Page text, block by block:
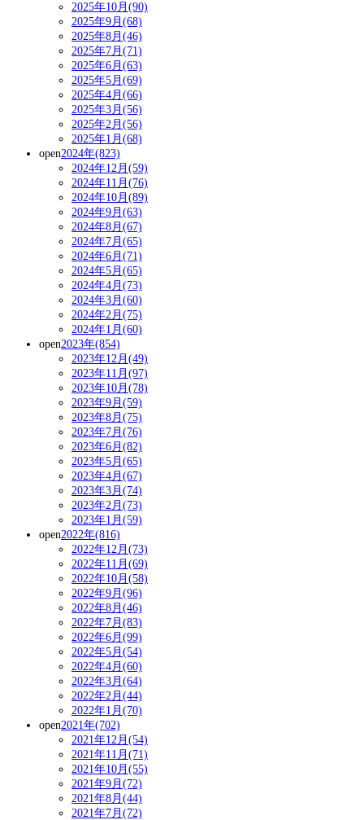
2025年10月(90)
2025年9月(68)
2025年8月(46)
2025年7月(71)
2025年6月(63)
2025年5月(69)
2025年4月(66)
2025年3月(56)
2025年2月(56)
2025年1月(68)
open2024年(823)
2024年12月(59)
2024年11月(76)
2024年10月(89)
2024年9月(63)
2024年8月(67)
2024年7月(65)
2024年6月(71)
2024年5月(65)
2024年4月(73)
2024年3月(60)
2024年2月(75)
2024年1月(60)
open2023年(854)
2023年12月(49)
2023年11月(97)
2023年10月(78)
2023年9月(59)
2023年8月(75)
2023年7月(76)
2023年6月(82)
2023年5月(65)
2023年4月(67)
2023年3月(74)
2023年2月(73)
2023年1月(59)
open2022年(816)
2022年12月(73)
2022年11月(69)
2022年10月(58)
2022年9月(96)
2022年8月(46)
2022年7月(83)
2022年6月(99)
2022年5月(54)
2022年4月(60)
2022年3月(64)
2022年2月(44)
2022年1月(70)
open2021年(702)
2021年12月(54)
2021年11月(71)
2021年10月(55)
2021年9月(72)
2021年8月(44)
2021年7月(72)